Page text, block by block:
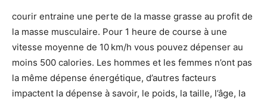
courir entraine une perte de la masse grasse au profit de
la masse musculaire. Pour 1 heure de course à une
vitesse moyenne de 10 km/h vous pouvez dépenser au
moins 500 calories. Les hommes et les femmes n’ont pas
la même dépense énergétique, d’autres facteurs
impactent la dépense à savoir, le poids, la taille, l’âge, la